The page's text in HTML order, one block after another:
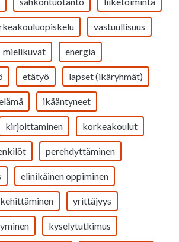
vastuullisuus
mielikuvat energia
etätyö lapset (ikäryhmät)
ikääntyneet
kirjoittaminen korkeakoulut
perehdyttäminen
elinikäinen oppiminen
kehittäminen yrittäjyys
kyselytutkimus